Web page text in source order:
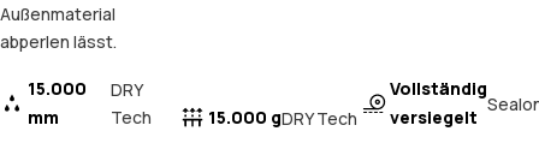
Außenmaterial
abperlen lässt.
15.000
mm
DRY
Tech
15.000 gDRY Tech
Vollständig
versiegelt